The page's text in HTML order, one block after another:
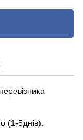
(1-5днів).